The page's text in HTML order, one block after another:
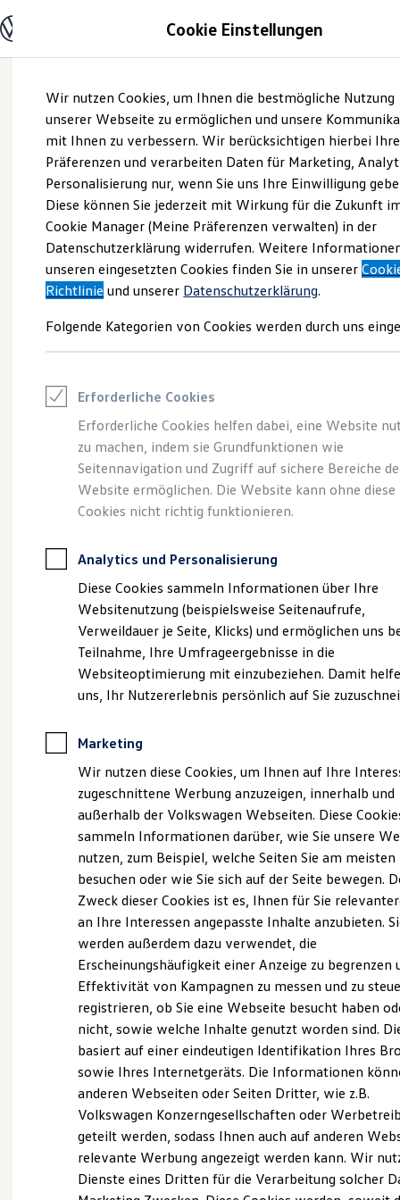
Hauptinhalt
springen
Footer
springen
Modelle und Konfigurator
Modelle vergleichen
Elektroautos
ENERGY Sondermodelle
Nutzfahrzeuge
SUV und CUV
Familienautos
Kombis
Kompaktwagen
Sportwagen
Schnell verfügbare Fahrzeuge
Angebote und Produkte
Aktuelle Angebote
E-Auto-Förderung
Volkswagen Marktplatz
Junge Gebrauchtwagen und Gebrauchtwagen
Saisonangebote
Leasing
Leasing-Angebote
Gebrauchtwagen Leasing
Junge Gebrauchtwagen-Leasing
Elektroauto Leasing
Kleinwagen-Leasing
Leasing ohne Anzahlung
Autokredit mit Schlussrate
Versicherungen und Garantien
Kfz-Versicherung
Restschuldversicherungen
Garantien
Wartungsverträge
Geschäftskunden
Professional Class bei Volkswagen
Großkunden
Behörden
Anpfiff zum Gewinn
Elektroautos
ID. Tutorials
Elektrofahrzeugkonzepte
Reichweite
Reichweite der ID. Modelle
Reichweite im Winter
Laden
Laden unterwegs
Laden Zuhause
Ladezeitensimulator
Batterie
Sicherheit
Garantie und Lebensdauer
Nachhaltigkeit
Technologie
Kosten und Kauf
Verbrauchskosten
Kaufoptionen
E-Auto-Förderung
Software und Konnektivität
Die ID. Software 6
ID. Software Versionen und Updates
Digitale Extras
Schnittstellen zu Ihrem ID.
Eine Spur Extra. Der
neue vollelektrische
ID. Polo
Cookie Einstellungen
Wir nutzen Cookies, um Ihnen die bestmögliche Nutzung
unserer Webseite zu ermöglichen und unsere
mit Ihnen zu verbessern. Wir berücksichtigen hierbei Ihre
Präferenzen und verarbeiten Daten für Marketing,
Personalisierung nur, wenn Sie uns Ihre Einwilligung
Diese können Sie jederzeit mit Wirkung für die Zukunft
Cookie Manager (Meine Präferenzen verwalten) in der
Datenschutzerklärung widerrufen. Weitere
unseren eingesetzten Cookies finden Sie in unserer
Richtlinie und unserer Datenschutzerklärung.
Folgende Kategorien von Cookies werden durch uns
Erforderliche Cookies
Erforderliche Cookies helfen dabei, eine Website
zu machen, indem sie Grundfunktionen wie
Seitennavigation und Zugriff auf sichere Bereiche
Website ermöglichen. Die Website kann ohne diese
Cookies nicht richtig funktionieren.
Analytics und Personalisierung
Diese Cookies sammeln Informationen über Ihre
Websitenutzung (beispielsweise Seitenaufrufe,
Verweildauer je Seite, Klicks) und ermöglichen uns
Teilnahme, Ihre Umfrageergebnisse in die
Websiteoptimierung mit einzubeziehen. Damit
uns, Ihr Nutzererlebnis persönlich auf Sie
Marketing
Wir nutzen diese Cookies, um Ihnen auf Ihre
zugeschnittene Werbung anzuzeigen, innerhalb und
außerhalb der Volkswagen Webseiten. Diese
sammeln Informationen darüber, wie Sie unsere
nutzen, zum Beispiel, welche Seiten Sie am meisten
besuchen oder wie Sie sich auf der Seite bewegen.
Zweck dieser Cookies ist es, Ihnen für Sie
an Ihre Interessen angepasste Inhalte anzubieten.
werden außerdem dazu verwendet, die
Erscheinungshäufigkeit einer Anzeige zu begrenzen
Effektivität von Kampagnen zu messen und zu
registrieren, ob Sie eine Webseite besucht haben
nicht, sowie welche Inhalte genutzt worden sind.
basiert auf einer eindeutigen Identifikation Ihres
sowie Ihres Internetgeräts. Die Informationen
anderen Webseiten oder Seiten Dritter, wie z.B.
Volkswagen Konzerngesellschaften oder
geteilt werden, sodass Ihnen auch auf anderen
relevante Werbung angezeigt werden kann. Wir
Dienste eines Dritten für die Verarbeitung solcher